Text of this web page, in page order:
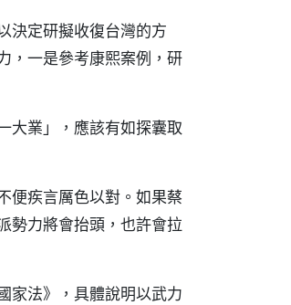
決定研擬收復台灣的方
，一是參考康熙案例，研
大業」，應該有如探囊取
便疾言厲色以對。如果蔡
勢力將會抬頭，也許會拉
家法》，具體說明以武力